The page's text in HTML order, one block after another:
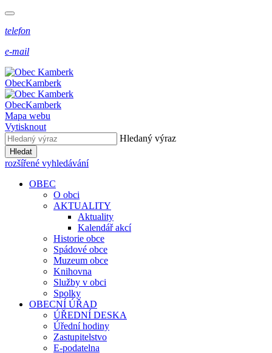
telefon
e-mail
ObecKamberk
ObecKamberk
Mapa webu
Vytisknout
Hledaný výraz
Hledat
rozšířené vyhledávání
OBEC
O obci
AKTUALITY
Aktuality
Kalendář akcí
Historie obce
Spádové obce
Muzeum obce
Knihovna
Služby v obci
Spolky
OBECNÍ ÚŘAD
ÚŘEDNÍ DESKA
Úřední hodiny
Zastupitelstvo
E-podatelna